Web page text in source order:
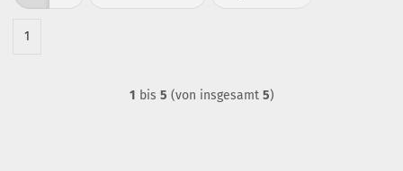
1
1 bis 5 (von insgesamt 5)